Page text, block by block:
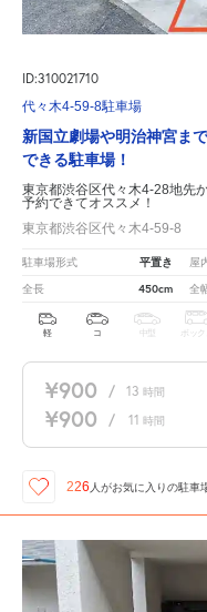
ID:310021710
代々木4-59-8駐車場
新国立劇場や明治神宮ま
できる駐車場！
東京都渋谷区代々木4-28地先
予約できてオススメ！
東京都渋谷区代々木4-59-8
駐車場形式 平置き 屋
全長 450cm 全
軽 コ 中型 ボック
¥900 / 13 時間
¥900 / 11 時間
226 人がお気に入りの駐車